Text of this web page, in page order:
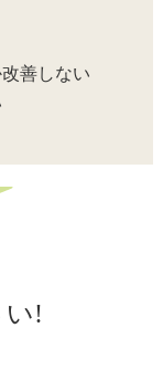
善しない
い!